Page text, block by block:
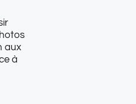
aux
à